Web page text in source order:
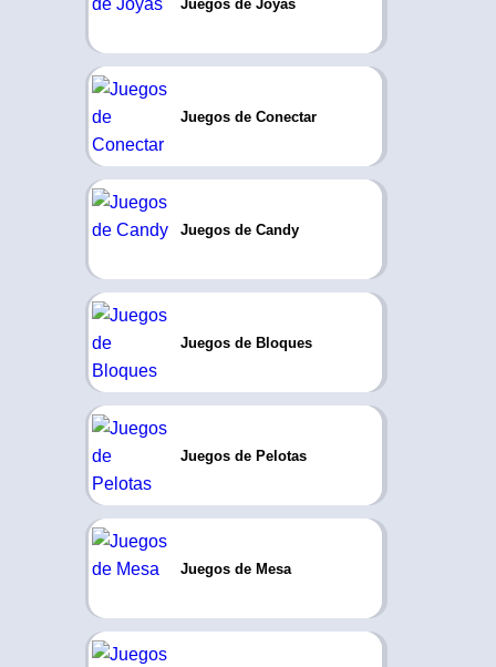
Juegos de Joyas
Juegos de Conectar
Juegos de Candy
Juegos de Bloques
Juegos de Pelotas
Juegos de Mesa